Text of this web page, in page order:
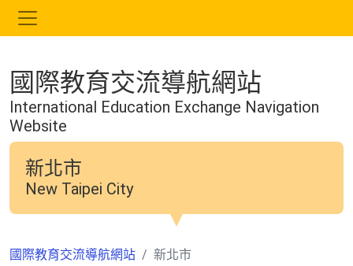
容
國際教育交流導航網站
International Education Exchange Navigation
Website
新北市
New Taipei City
國際教育交流導航網站 新北市